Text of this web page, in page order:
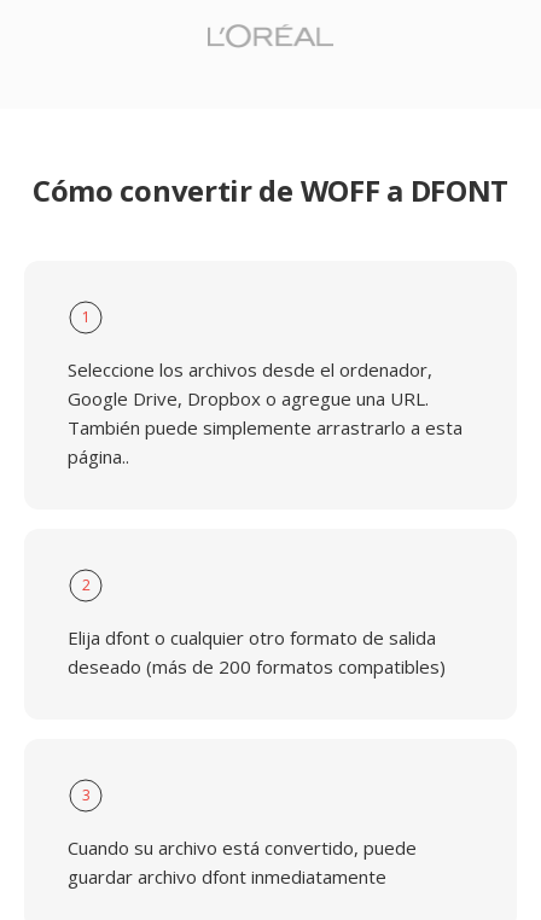
Cómo convertir de WOFF a DFONT
1
Seleccione los archivos desde el ordenador,
Google Drive, Dropbox o agregue una URL.
También puede simplemente arrastrarlo a esta
página..
2
Elija dfont o cualquier otro formato de salida
deseado (más de 200 formatos compatibles)
3
Cuando su archivo está convertido, puede
guardar archivo dfont inmediatamente